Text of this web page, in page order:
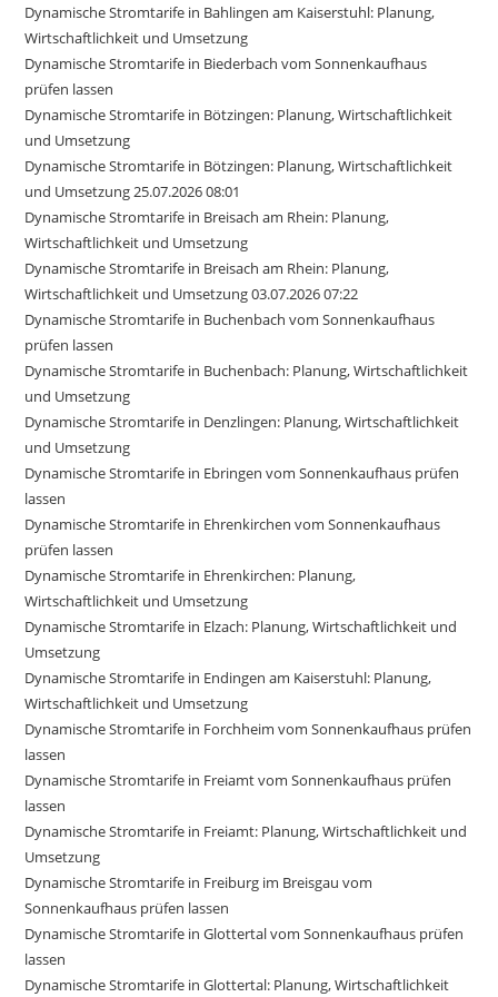
Dynamische Stromtarife in Bahlingen am Kaiserstuhl: Planung,
Wirtschaftlichkeit und Umsetzung
Dynamische Stromtarife in Biederbach vom Sonnenkaufhaus
prüfen lassen
Dynamische Stromtarife in Bötzingen: Planung, Wirtschaftlichkeit
und Umsetzung
Dynamische Stromtarife in Bötzingen: Planung, Wirtschaftlichkeit
und Umsetzung 25.07.2026 08:01
Dynamische Stromtarife in Breisach am Rhein: Planung,
Wirtschaftlichkeit und Umsetzung
Dynamische Stromtarife in Breisach am Rhein: Planung,
Wirtschaftlichkeit und Umsetzung 03.07.2026 07:22
Dynamische Stromtarife in Buchenbach vom Sonnenkaufhaus
prüfen lassen
Dynamische Stromtarife in Buchenbach: Planung, Wirtschaftlichkeit
und Umsetzung
Dynamische Stromtarife in Denzlingen: Planung, Wirtschaftlichkeit
und Umsetzung
Dynamische Stromtarife in Ebringen vom Sonnenkaufhaus prüfen
lassen
Dynamische Stromtarife in Ehrenkirchen vom Sonnenkaufhaus
prüfen lassen
Dynamische Stromtarife in Ehrenkirchen: Planung,
Wirtschaftlichkeit und Umsetzung
Dynamische Stromtarife in Elzach: Planung, Wirtschaftlichkeit und
Umsetzung
Dynamische Stromtarife in Endingen am Kaiserstuhl: Planung,
Wirtschaftlichkeit und Umsetzung
Dynamische Stromtarife in Forchheim vom Sonnenkaufhaus prüfen
lassen
Dynamische Stromtarife in Freiamt vom Sonnenkaufhaus prüfen
lassen
Dynamische Stromtarife in Freiamt: Planung, Wirtschaftlichkeit und
Umsetzung
Dynamische Stromtarife in Freiburg im Breisgau vom
Sonnenkaufhaus prüfen lassen
Dynamische Stromtarife in Glottertal vom Sonnenkaufhaus prüfen
lassen
Dynamische Stromtarife in Glottertal: Planung, Wirtschaftlichkeit